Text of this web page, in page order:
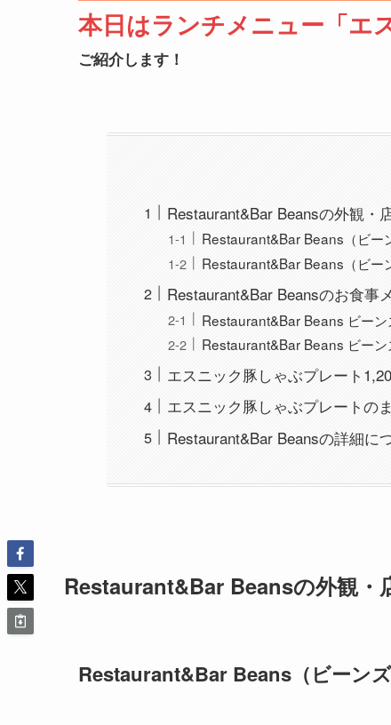
本日はランチメニュー「エ
ご紹介します！
Restaurant&Bar Beansの外観・
Restaurant&Bar Beans（ビー
Restaurant&Bar Beans（ビー
Restaurant&Bar Beansのお食事
Restaurant&Bar Beans ビー
Restaurant&Bar Beans ビー
エスニック豚しゃぶプレート
エスニック豚しゃぶプレートの
Restaurant&Bar Beansの詳細に
Restaurant&Bar Beansの外観・
Restaurant&Bar Beans（ビーン